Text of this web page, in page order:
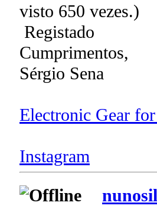
visto 650 vezes.)
Registado
Cumprimentos,
Sérgio Sena
Electronic Gear
Instagram